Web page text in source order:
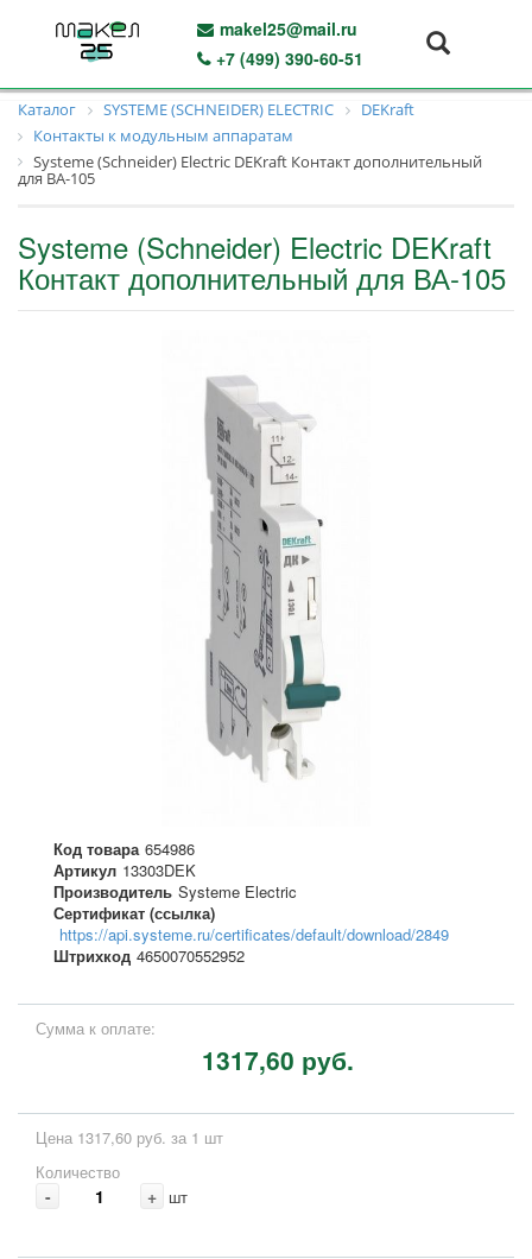
makel25@mail.ru
+7 (499) 390-60-51
Каталог SYSTEME (SCHNEIDER) ELECTRIC
DEKraft
Контакты к модульным аппаратам
Systeme (Schneider) Electric DEKraft Контакт дополнительный
для ВА-105
Systeme (Schneider) Electric DEKraft
Контакт дополнительный для ВА-105
Код товара 654986
Артикул 13303DEK
Производитель Systeme Electric
Сертификат (ссылка)
https://api.systeme.ru/certificates/default/download/2849
Штрихкод 4650070552952
Сумма к оплате:
1317,60 руб.
Цена 1317,60 руб. за 1 шт
Количество
- + шт